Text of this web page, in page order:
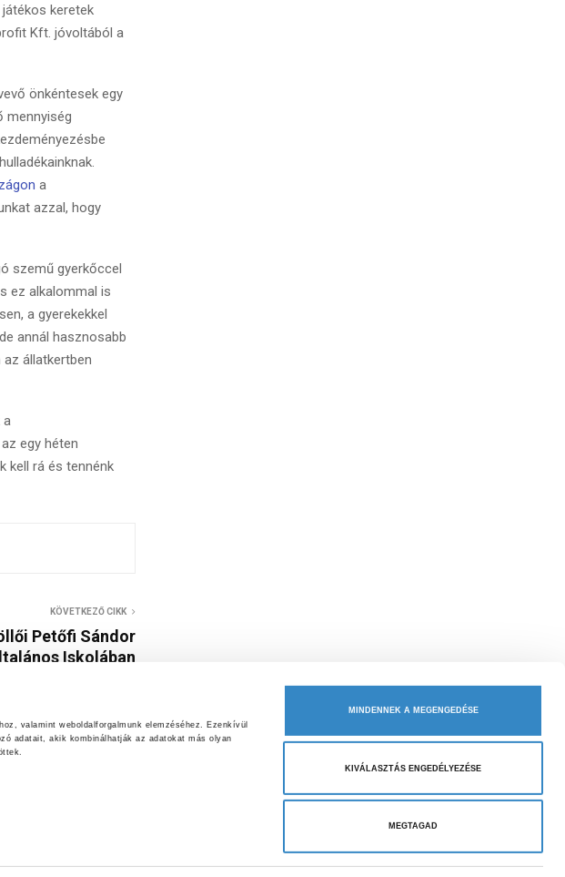
valamint weboldalforgalmunk elemzéséhez. Ezenkívül
adatait, akik kombinálhatják az adatokat más olyan
MINDENNEK A MEGENGEDÉSE
KIVÁLASZTÁS ENGEDÉLYEZÉSE
MEGTAGAD
keretek
Kft. jóvoltából a
önkéntesek egy
mennyiség
a
azzal, hogy
szemű gyerkőccel
ez alkalommal is
a gyerekekkel
annál hasznosabb
az állatkertben
a
egy héten
kell rá és tennénk
KÖVETKEZŐ CIKK
Petőfi Sándor
Iskolában